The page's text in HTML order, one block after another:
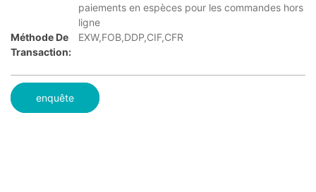
paiements en espèces pour les commandes hors
ligne
Méthode De
Transaction:
EXW,FOB,DDP,CIF,CFR
enquête